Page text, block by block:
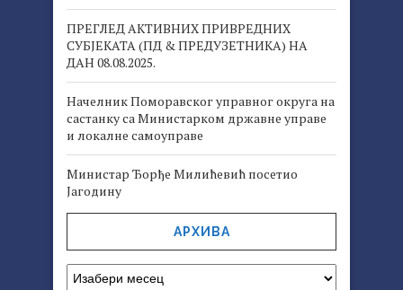
ПРЕГЛЕД АКТИВНИХ ПРИВРЕДНИХ
СУБЈЕКАТА (ПД & ПРЕДУЗЕТНИКА) НА
ДАН 08.08.2025.
Начелник Поморавског управног округа на
састанку са Министарком државне управе
и локалне самоуправе
Министар Ђорђе Милићевић посетио
Јагодину
АРХИВА